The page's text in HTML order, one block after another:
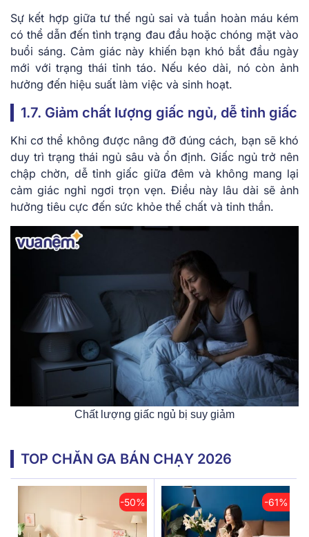
Sự kết hợp giữa tư thế ngủ sai và tuần hoàn máu kém
có thể dẫn đến tình trạng đau đầu hoặc chóng mặt vào
buổi sáng. Cảm giác này khiến bạn khó bắt đầu ngày
mới với trạng thái tỉnh táo. Nếu kéo dài, nó còn ảnh
hưởng đến hiệu suất làm việc và sinh hoạt.
1.7. Giảm chất lượng giấc ngủ, dễ tỉnh giấc
Khi cơ thể không được nâng đỡ đúng cách, bạn sẽ khó
duy trì trạng thái ngủ sâu và ổn định. Giấc ngủ trở nên
chập chờn, dễ tỉnh giấc giữa đêm và không mang lại
cảm giác nghỉ ngơi trọn vẹn. Điều này lâu dài sẽ ảnh
hưởng tiêu cực đến sức khỏe thể chất và tinh thần.
Chất lượng giấc ngủ bị suy giảm
TOP CHĂN GA BÁN CHẠY 2026
-50% -61%